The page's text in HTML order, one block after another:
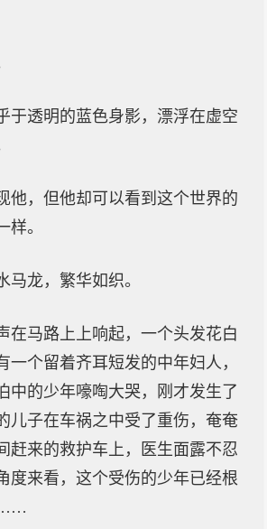
于透明的蓝色身影，漂浮在虚空
他，但他却可以看到这个世界的
样。
马龙，繁华如织。
在马路上上响起，一个头发花白
一个留着齐耳短发的中年妇人，
中的少年嚎啕大哭，刚才发生了
儿子在车祸之中受了重伤，奄奄
赶来的救护车上，医生面露不忍
度来看，这个受伤的少年已经根
……